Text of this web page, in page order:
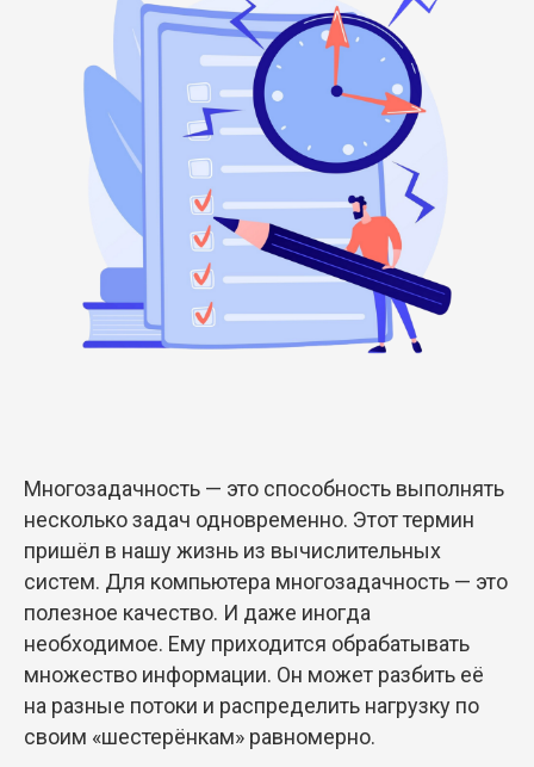
Многозадачность — это способность выполнять
несколько задач одновременно. Этот термин
пришёл в нашу жизнь из вычислительных
систем. Для компьютера многозадачность — это
полезное качество. И даже иногда
необходимое. Ему приходится обрабатывать
множество информации. Он может разбить её
на разные потоки и распределить нагрузку по
своим «шестерёнкам» равномерно.